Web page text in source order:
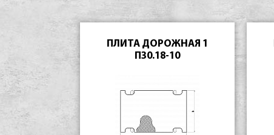
ПЛИТА ДОРОЖНАЯ 1
П30.18-10